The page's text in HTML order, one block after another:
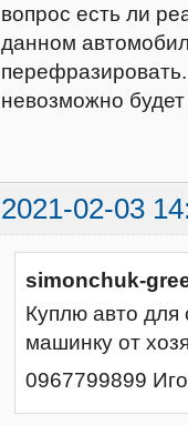
вопрос есть ли
данном
невозможно
2021-02-03
simonchuk-
Куплю авто
машинку от
0967799899